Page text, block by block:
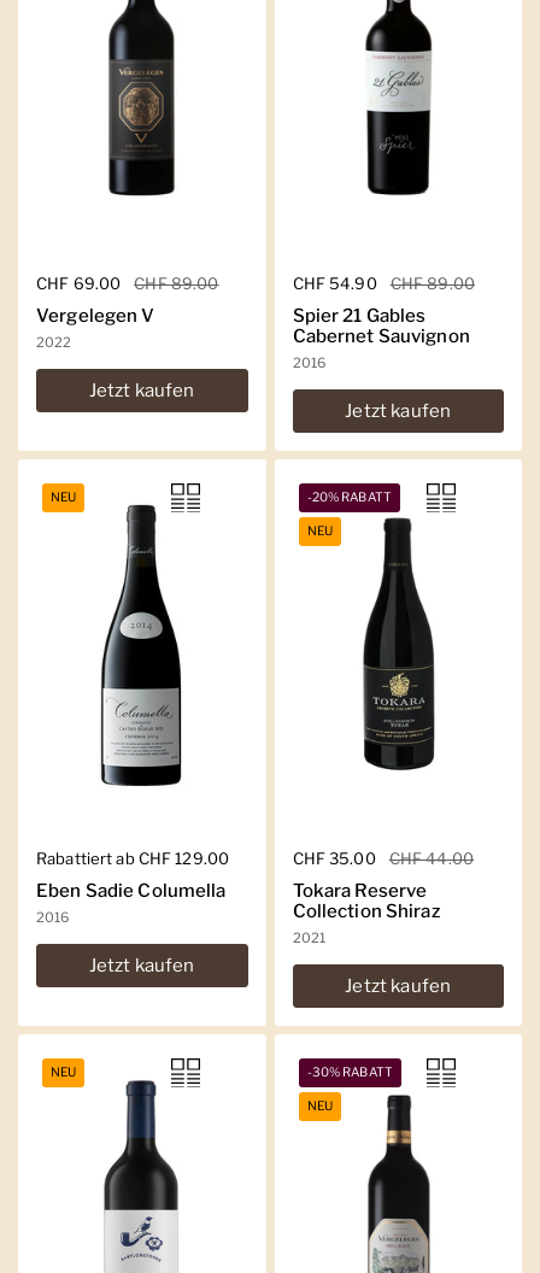
Regulärer Preis
CHF 69.00 Sale-Preis
CHF 89.00
Vergelegen V
2022
Jetzt kaufen
Regulärer Preis
CHF 54.90 Sale-Preis
CHF 89.00
Spier 21 Gables
Cabernet Sauvignon
2016
Jetzt kaufen
Regulärer Preis
Rabattiert ab CHF 129.00
Eben Sadie Columella
2016
Jetzt kaufen
NEU
Regulärer Preis
CHF 35.00 Sale-Preis
CHF 44.00
Tokara Reserve
Collection Shiraz
2021
Jetzt kaufen
-20% RABATT
NEU
NEU -30% RABATT
NEU